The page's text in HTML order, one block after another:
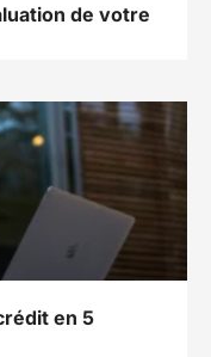
de votre
en 5